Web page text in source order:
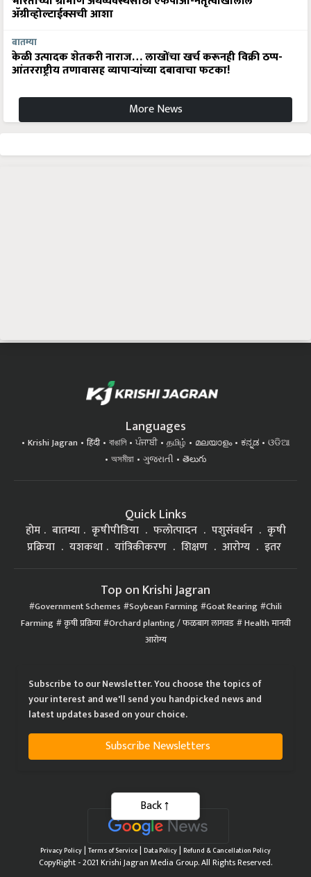
अ‍ॅग्रीव्होल्टाईक्सची आशा
बातम्या
केळी उत्पादक शेतकरी नाराज… लाखोंचा खर्च करूनही विक्री ठप्प-
आंतरराष्ट्रीय तणावासह व्यापाऱ्यांच्या दबावाचा फटका!
More News
Languages
Krishi Jagran हिंदी বাঙালি ਪੰਜਾਬੀ தமிழ் മലയാളം ಕನ್ನಡ
ଓଡିଆ
অসমীয়া
ગુજરાતી తెలుగు
Quick Links
होम बातम्या कृषीपीडिया फलोत्पादन पशुसंवर्धन
कृषी
प्रक्रिया
यशकथा यांत्रिकीकरण शिक्षण आरोग्य इतर
Top on Krishi Jagran
Government Schemes Soybean Farming Goat Rearing Chili
Farming कृषी प्रक्रिया Orchard planting / फळबाग लागवड Health मानवी
आरोग्य
Subscribe to our Newsletter. You choose the topics of
your interest and we'll send you handpicked news and
latest updates based on your choice.
Subscribe Newsletters
Privacy Policy| Terms of Service| Data Policy| Refund & Cancellation Policy
CopyRight - 2021 Krishi Jagran Media Group. All Rights Reserved.
Back